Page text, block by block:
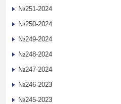
№251-2024
№250-2024
№249-2024
№248-2024
№247-2024
№246-2023
№245-2023